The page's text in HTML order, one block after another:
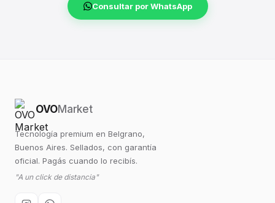
Consultar por WhatsApp
OVOMarket
Tecnología premium en Belgrano,
Buenos Aires. Sellados, con garantía
oficial. Pagás cuando lo recibís.
"A un click de distancia"